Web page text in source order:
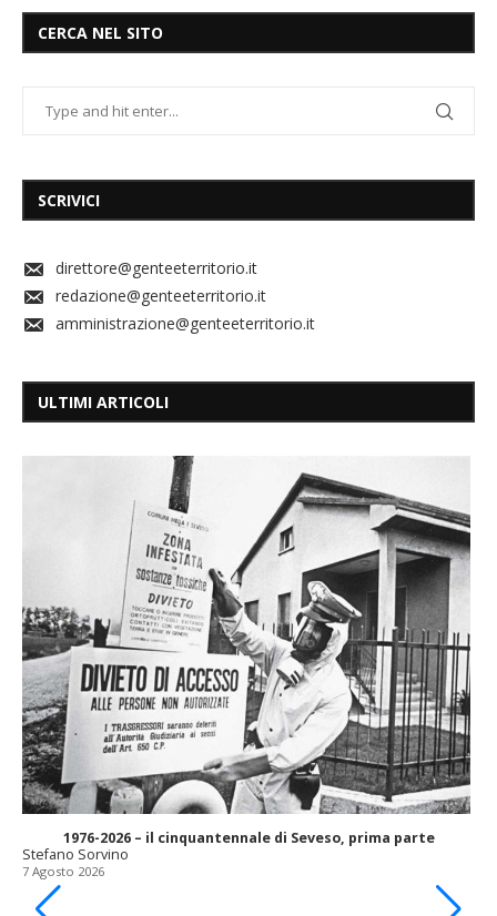
CERCA NEL SITO
SCRIVICI
direttore@genteeterritorio.it
redazione@genteeterritorio.it
amministrazione@genteeterritorio.it
ULTIMI ARTICOLI
1976-2026 – il cinquantennale di Seveso, prima parte
Stefano Sorvino
7 Agosto 2026